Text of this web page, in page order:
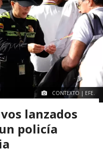
CONTEXTO | EFE.
lanzados
policía